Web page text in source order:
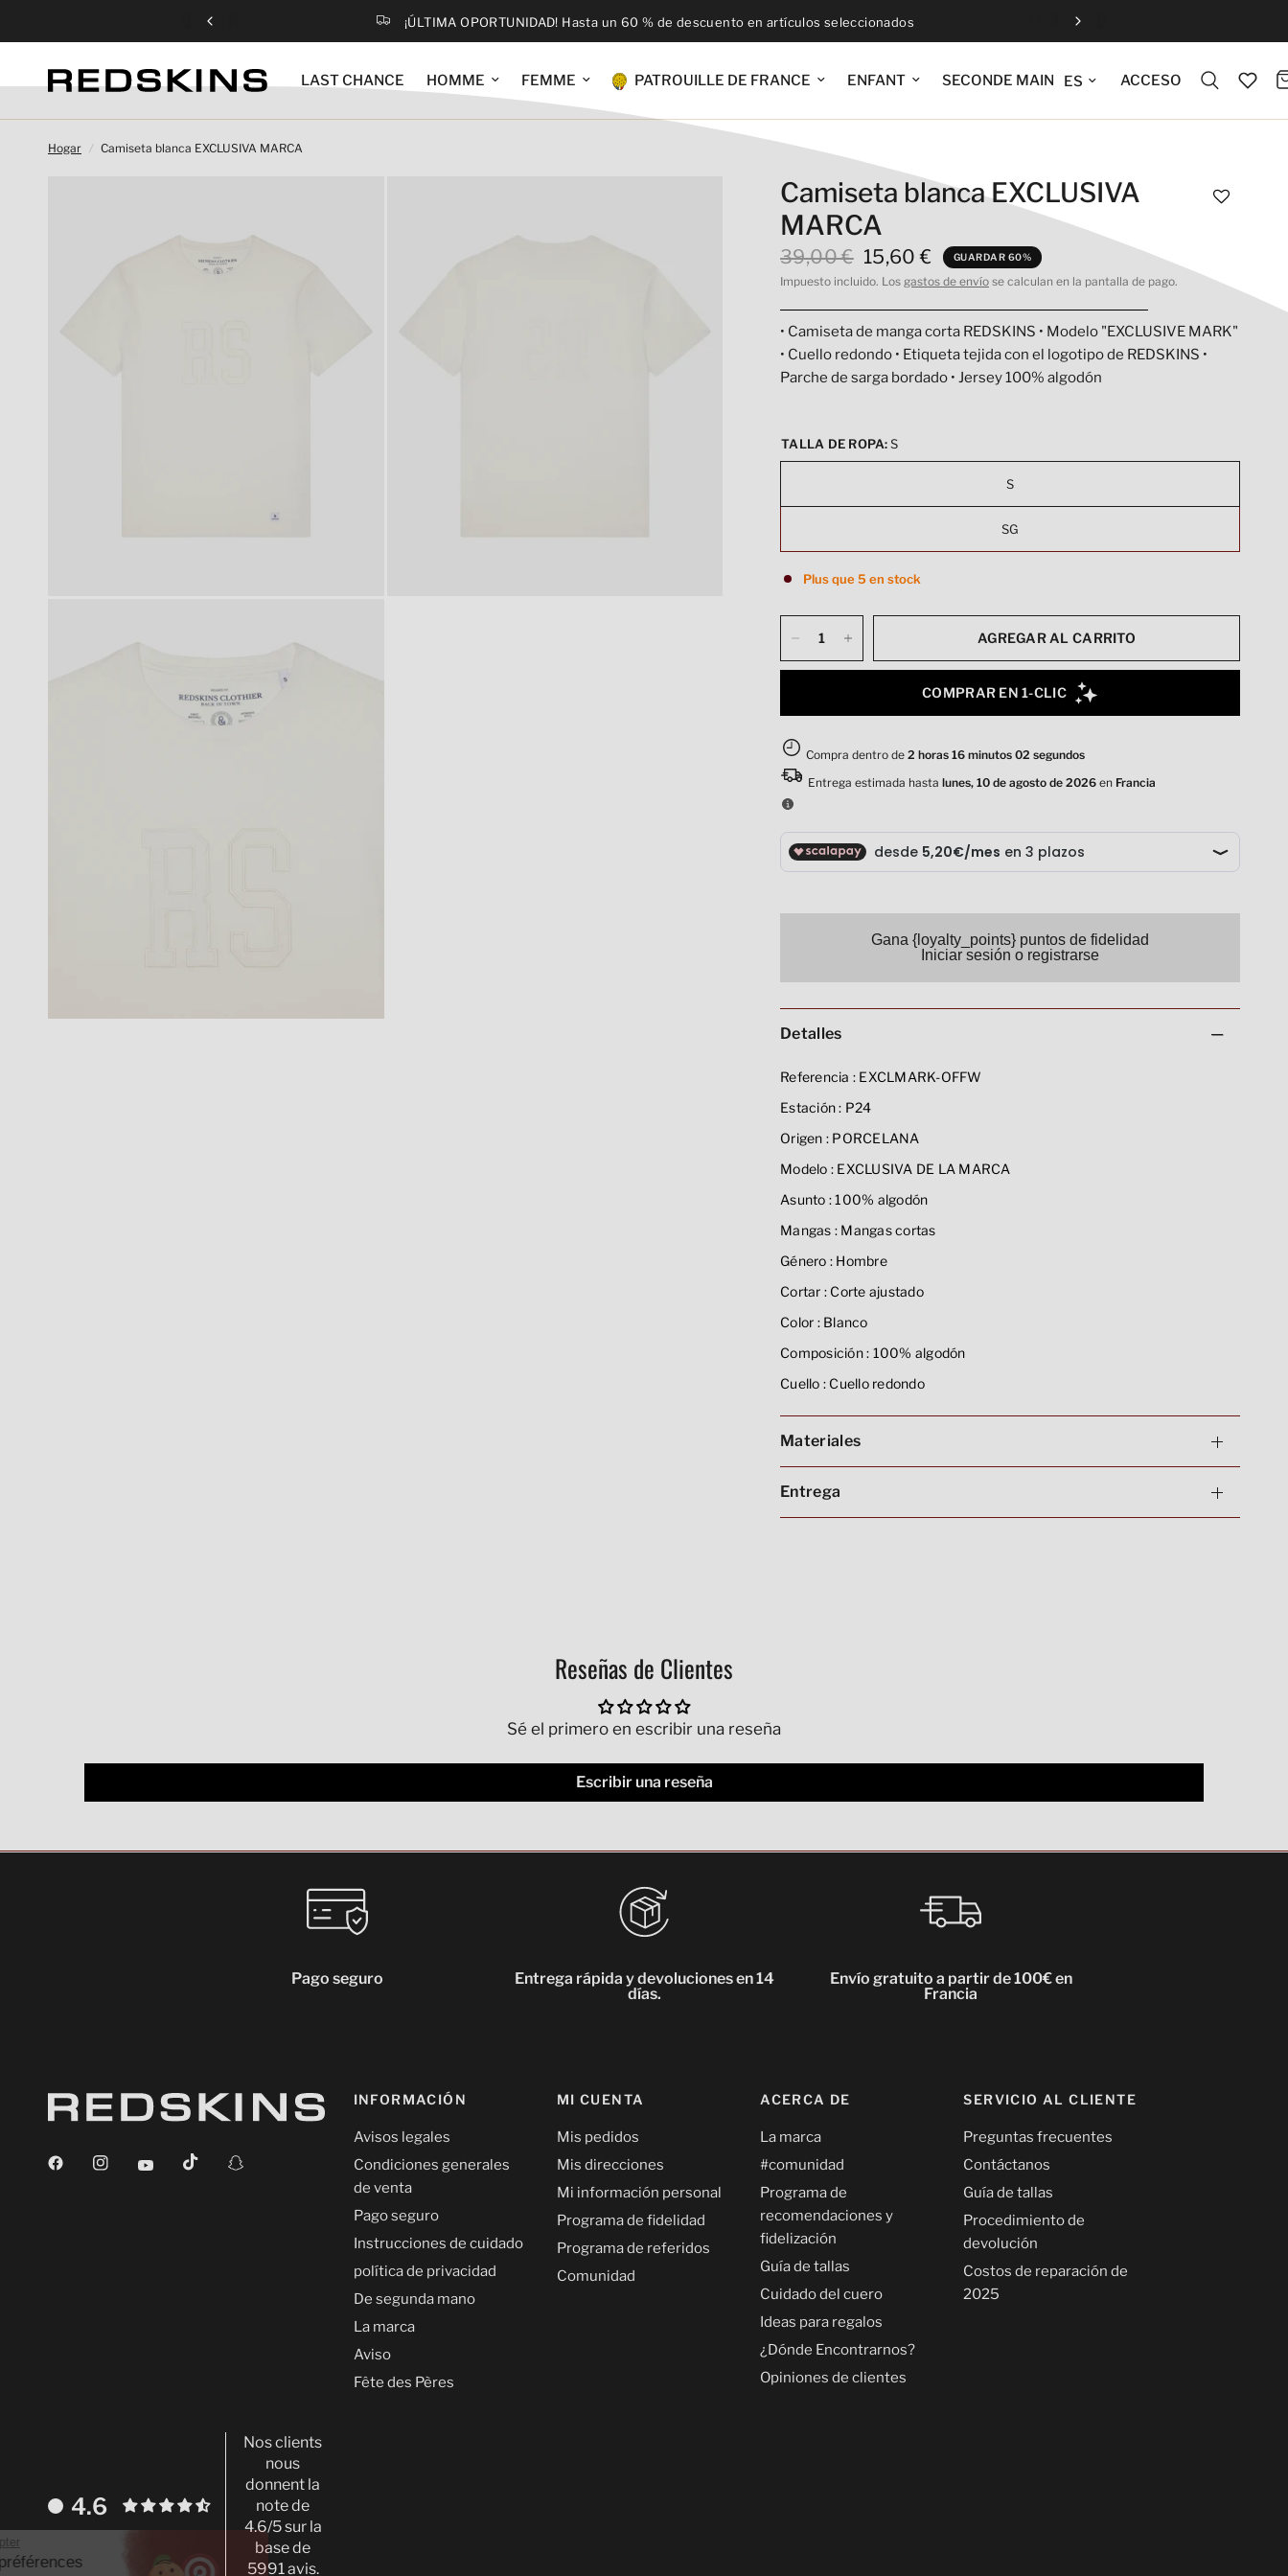
¡ÚLTIMA OPORTUNIDAD! Hasta un 60 % de descuento en artículos seleccionados
LAST CHANCE HOMME FEMME PATROUILLE DE FRANCE ENFANT SECONDE MAIN Actualizar idioma
ACCESO
Hogar / Camiseta blanca EXCLUSIVA MARCA
Camiseta blanca EXCLUSIVA
MARCA
39,00 € 15,60 € GUARDAR 60%
Impuesto incluido. Los gastos de envío se calculan en la pantalla de pago.
• Camiseta de manga corta REDSKINS • Modelo "EXCLUSIVE MARK"
• Cuello redondo • Etiqueta tejida con el logotipo de REDSKINS •
Parche de sarga bordado • Jersey 100% algodón
TALLA DE ROPA:S
S
SG
Plus que 5 en stock
AGREGAR AL CARRITO
Gana {loyalty_points} puntos de fidelidad
Iniciar sesión o registrarse
Detalles
Referencia : EXCLMARK-OFFW
Estación : P24
Origen : PORCELANA
Modelo : EXCLUSIVA DE LA MARCA
Asunto :100% algodón
Mangas : Mangas cortas
Género : Hombre
Cortar : Corte ajustado
Color :Blanco
Composición : 100% algodón
Cuello : Cuello redondo
Materiales
Entrega
Reseñas de Clientes
Sé el primero en escribir una reseña
Escribir una reseña
Pago seguro
Entrega rápida y devoluciones en 14
días.
Envío gratuito a partir de 100€ en
Francia
INFORMACIÓN
Avisos legales
Condiciones generales
de venta
Pago seguro
Instrucciones de cuidado
política de privacidad
De segunda mano
La marca
Aviso
Fête des Pères
MI CUENTA
Mis pedidos
Mis direcciones
Mi información personal
Programa de fidelidad
Programa de referidos
Comunidad
ACERCA DE
La marca
#comunidad
Programa de
recomendaciones y
fidelización
Guía de tallas
Cuidado del cuero
Ideas para regalos
¿Dónde Encontrarnos?
Opiniones de clientes
SERVICIO AL CLIENTE
Preguntas frecuentes
Contáctanos
Guía de tallas
Procedimiento de
devolución
Costos de reparación de
2025
4.6
Nos clients
nous
donnent la
note de
4.6/5 sur la
base de
5991 avis.
Gestion de vos préférences